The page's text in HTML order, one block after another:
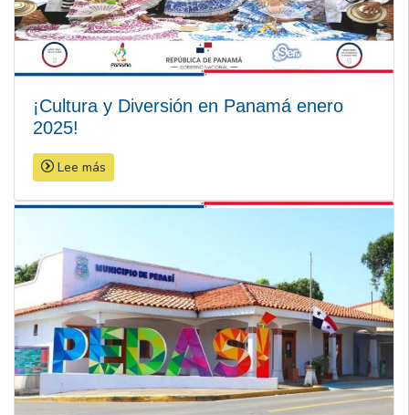
¡Cultura y Diversión en Panamá enero
2025!
Lee más